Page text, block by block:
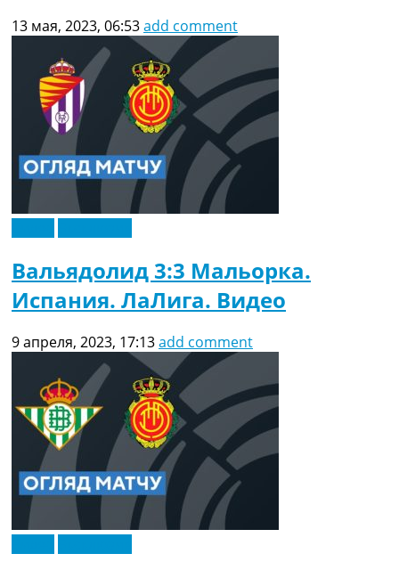
13 мая, 2023, 06:53add comment
Вальядолид 3:3 Мальорка.
Испания. ЛаЛига. Видео
9 апреля, 2023, 17:13add comment